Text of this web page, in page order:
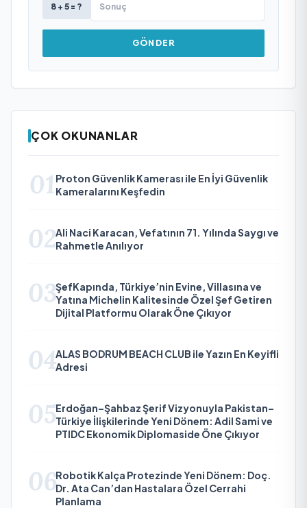
8 + 5 = ?
GÖNDER
ÇOK OKUNANLAR
01 Proton Güvenlik Kamerası ile En İyi Güvenlik
Kameralarını Keşfedin
02Ali Naci Karacan, Vefatının 71. Yılında Saygı ve
Rahmetle Anılıyor
03ŞefKapında, Türkiye’nin Evine, Villasına ve
Yatına Michelin Kalitesinde Özel Şef Getiren
Dijital Platformu Olarak Öne Çıkıyor
04ALAS BODRUM BEACH CLUB ile Yazın En Keyifli
Adresi
05Erdoğan–Şahbaz Şerif Vizyonuyla Pakistan–
Türkiye İlişkilerinde Yeni Dönem: Adil Sami ve
PTIDC Ekonomik Diplomaside Öne Çıkıyor
06Robotik Kalça Protezinde Yeni Dönem: Doç.
Dr. Ata Can’dan Hastalara Özel Cerrahi
Planlama